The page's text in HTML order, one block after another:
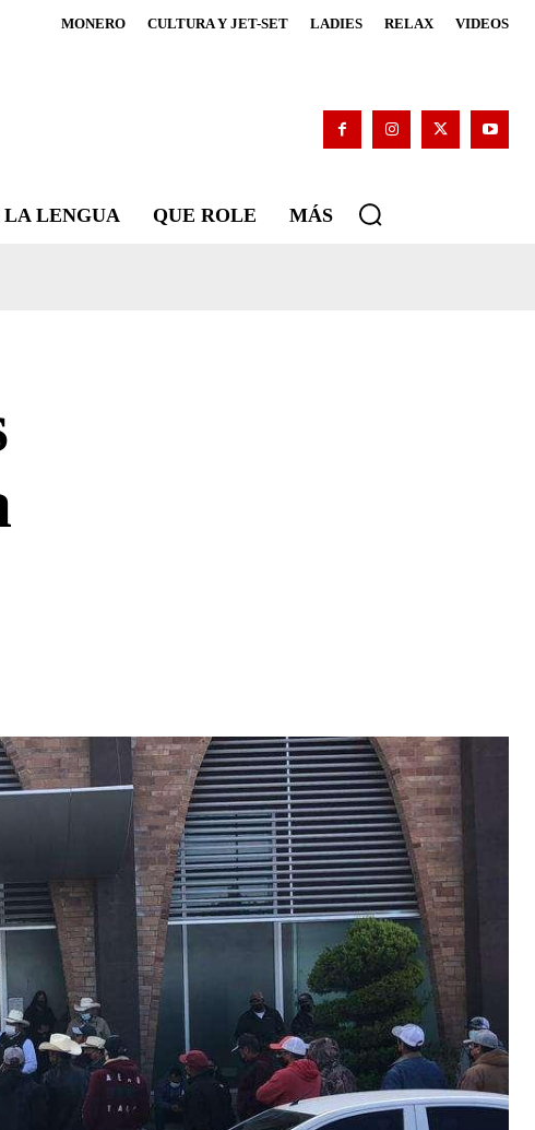
MONERO CULTURA Y JET-SET LADIES RELAX VIDEOS
LA LENGUA QUE ROLE MÁS